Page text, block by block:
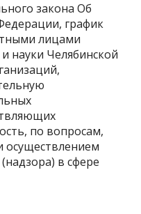
закона Об
график
лицами
науки Челябинской
по вопросам,
осуществлением
в сфере